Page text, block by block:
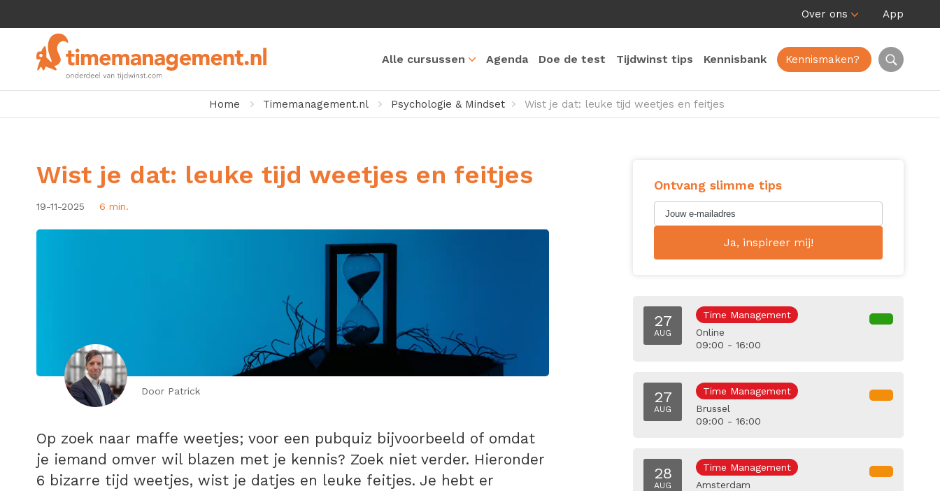
Over ons App
Alle cursussen Agenda Doe de test Tijdwinst tips Kennisbank Kennismaken?
Home Timemanagement.nl Psychologie & Mindset Wist je dat: leuke tijd weetjes en feitjes
Wist je dat: leuke tijd weetjes en feitjes
19-11-2025 6 min.
Door Patrick
Op zoek naar maffe weetjes; voor een pubquiz bijvoorbeeld of omdat
je iemand omver wil blazen met je kennis? Zoek niet verder. Hieronder
6 bizarre tijd weetjes, wist je datjes en leuke feitjes. Je hebt er
Ontvang slimme tips
27
AUG
Time Management
Online
09:00 - 16:00
27
AUG
Time Management
Brussel
09:00 - 16:00
28
AUG
Time Management
Amsterdam